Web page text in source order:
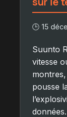
🕒 15
Suunto
vitesse
pousse